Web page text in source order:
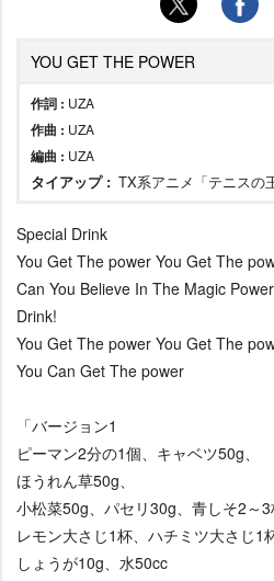
YOU GET THE POWER
作詞 : UZA
作曲 : UZA
編曲 : UZA
タイアップ : TX系アニメ「テニスの
Special Drink
You Get The power You Get The
Can You Believe In The Magic Power
Drink!
You Get The power You Get The
You Can Get The power
「バージョン1
ピーマン2分の1個、キャベツ50g、
ほうれん草50g、
小松菜50g、パセリ30g、青しそ2～3
レモン大さじ1杯、ハチミツ大さじ1杯
しょうが10g、水50cc